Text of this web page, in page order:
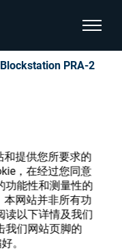
和提供您所要求的
，在经过您同意
功能性和测量性的
本网站并非所有功
读以下详情及我们
我们网站页脚的
。
显示页
Blockstation PRA-2
了解我们的各